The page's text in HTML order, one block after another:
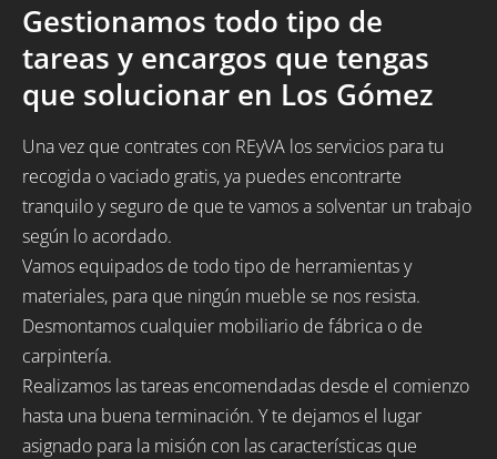
Gestionamos todo tipo de
tareas y encargos que tengas
que solucionar en Los Gómez
Una vez que contrates con REyVA los servicios para tu
recogida o vaciado gratis, ya puedes encontrarte
tranquilo y seguro de que te vamos a solventar un trabajo
según lo acordado.
Vamos equipados de todo tipo de herramientas y
materiales, para que ningún mueble se nos resista.
Desmontamos cualquier mobiliario de fábrica o de
carpintería.
Realizamos las tareas encomendadas desde el comienzo
hasta una buena terminación. Y te dejamos el lugar
asignado para la misión con las características que